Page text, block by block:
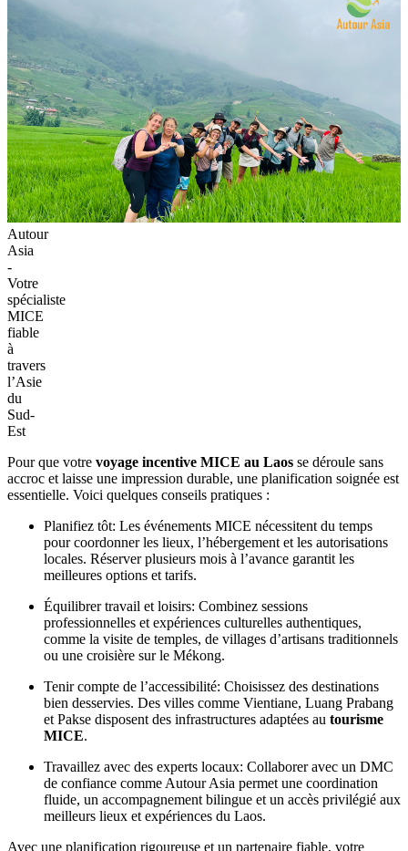
Autour
Asia
-
Votre
spécialiste
MICE
fiable
à
travers
l’Asie
du
Sud-
Est
Pour que votre voyage incentive MICE au Laos se déroule sans
accroc et laisse une impression durable, une planification soignée est
essentielle. Voici quelques conseils pratiques :
Planifiez tôt: Les événements MICE nécessitent du temps
pour coordonner les lieux, l’hébergement et les autorisations
locales. Réserver plusieurs mois à l’avance garantit les
meilleures options et tarifs.
Équilibrer travail et loisirs: Combinez sessions
professionnelles et expériences culturelles authentiques,
comme la visite de temples, de villages d’artisans traditionnels
ou une croisière sur le Mékong.
Tenir compte de l’accessibilité: Choisissez des destinations
bien desservies. Des villes comme Vientiane, Luang Prabang
et Pakse disposent des infrastructures adaptées au tourisme
MICE.
Travaillez avec des experts locaux: Collaborer avec un DMC
de confiance comme Autour Asia permet une coordination
fluide, un accompagnement bilingue et un accès privilégié aux
meilleurs lieux et expériences du Laos.
Avec une planification rigoureuse et un partenaire fiable, votre